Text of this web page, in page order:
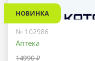
НОВИНКА
№ 102986
Аптека
14990 ₽